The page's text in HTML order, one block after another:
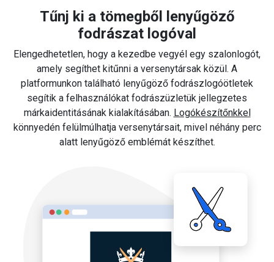
Tűnj ki a tömegből lenyűgöző
fodrászat logóval
Elengedhetetlen, hogy a kezedbe vegyél egy szalonlogót,
amely segíthet kitűnni a versenytársak közül. A
platformunkon található lenyűgöző fodrászlogóötletek
segítik a felhasználókat fodrászüzletük jellegzetes
márkaidentitásának kialakításában. Logókészítőnkkel
könnyedén felülmúlhatja versenytársait, mivel néhány perc
alatt lenyűgöző emblémát készíthet.